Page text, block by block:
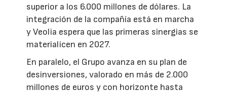
superior a los 6.000 millones de dólares. La
integración de la compañía está en marcha
y Veolia espera que las primeras sinergias se
materialicen en 2027.
En paralelo, el Grupo avanza en su plan de
desinversiones, valorado en más de 2.000
millones de euros y con horizonte hasta